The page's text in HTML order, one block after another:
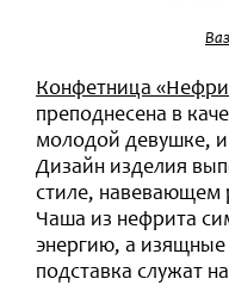
Конфетница
преподнесена в
молодой девушке,
Дизайн изделия
стиле, навевающем
Чаша из нефрита
энергию, а изящные
подставка служат